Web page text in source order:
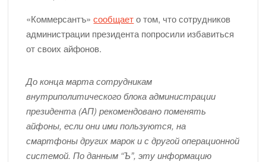
И снова про то, как легко и непринужденно разбить экран
Макбука…
Приглашаем в пятницу 20 марта на весенний квиз!
А когда уже можно менять аккумулятор в айфоне? —
отвечает команда Fixed.one
Реклама Apple: с чего все начиналось
Что ждет Apple дальше?
Средняя стоимость ремонта iPhone в Fixed.one
«Коммерсантъ»сообщаето том, что сотрудников
администрации президента попросили избавиться
от своих айфонов.
До конца марта сотрудникам
внутриполитического блока администрации
президента (АП) рекомендовано поменять
айфоны, если они ими пользуются, на
смартфоны других марок и с другой операционной
системой. По данным “Ъ”, эту информацию